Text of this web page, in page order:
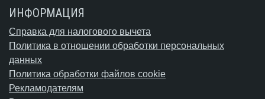
ИНФОРМАЦИЯ
Справка для налогового вычета
Политика в отношении обработки персональных
данных
Политика обработки файлов cookie
Рекламодателям